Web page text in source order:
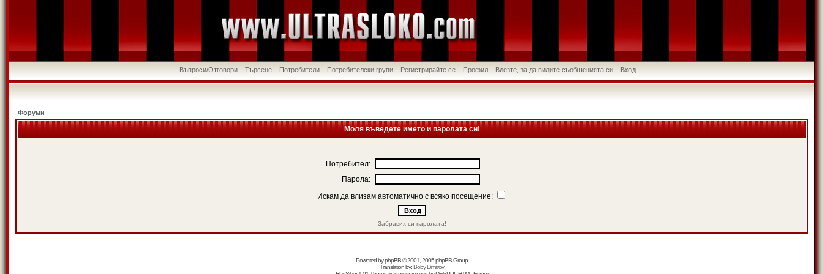
Въпроси/Отговори Търсене Потребители Потребителски групи Регистрирайте се Профил Влезте, за да видите съобщенията си Вход
Форуми
Моля въведете името и паролата си!
Потребител:
Парола:
Искам да влизам автоматично с всяко посещение:
Забравих си паролата!
Powered byphpBB© 2001, 2005 phpBB Group
Translation by:Boby Dimitrov